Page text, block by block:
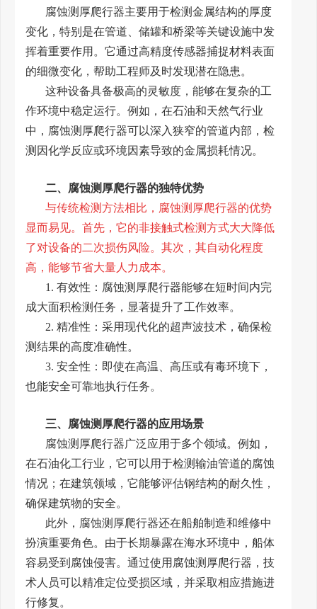
腐蚀测厚爬行器主要用于检测金属结构的厚度
变化，特别是在管道、储罐和桥梁等关键设施中发
挥着重要作用。它通过高精度传感器捕捉材料表面
的细微变化，帮助工程师及时发现潜在隐患。
这种设备具备极高的灵敏度，能够在复杂的工
作环境中稳定运行。例如，在石油和天然气行业
中，腐蚀测厚爬行器可以深入狭窄的管道内部，检
测因化学反应或环境因素导致的金属损耗情况。
二、腐蚀测厚爬行器的独特优势
与传统检测方法相比，腐蚀测厚爬行器的优势
显而易见。首先，它的非接触式检测方式大大降低
了对设备的二次损伤风险。其次，其自动化程度
高，能够节省大量人力成本。
1. 有效性：腐蚀测厚爬行器能够在短时间内完
成大面积检测任务，显著提升了工作效率。
2. 精准性：采用现代化的超声波技术，确保检
测结果的高度准确性。
3. 安全性：即使在高温、高压或有毒环境下，
也能安全可靠地执行任务。
三、腐蚀测厚爬行器的应用场景
腐蚀测厚爬行器广泛应用于多个领域。例如，
在石油化工行业，它可以用于检测输油管道的腐蚀
情况；在建筑领域，它能够评估钢结构的耐久性，
确保建筑物的安全。
此外，腐蚀测厚爬行器还在船舶制造和维修中
扮演重要角色。由于长期暴露在海水环境中，船体
容易受到腐蚀侵害。通过使用腐蚀测厚爬行器，技
术人员可以精准定位受损区域，并采取相应措施进
行修复。